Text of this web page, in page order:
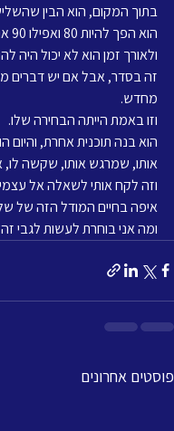
בתוך המקום, הוא הבין
הוא הפך להיות 80 ואפילו 90 אחוז.
ולאורך זמן הוא לא יכול
זה בסדר, אבל אם יש דברים
מחדש.
וזו באמת הייתה הבחירה שלו.
הוא בנה תוכנית אחרת,
אותו, שמרגש אותו, שקשה
וזה לקח אותי לשאלה אל
איפה בחיים המודל הזה של
ומה אני בוחרת לעשות לגבי
פוסטים אחרונים